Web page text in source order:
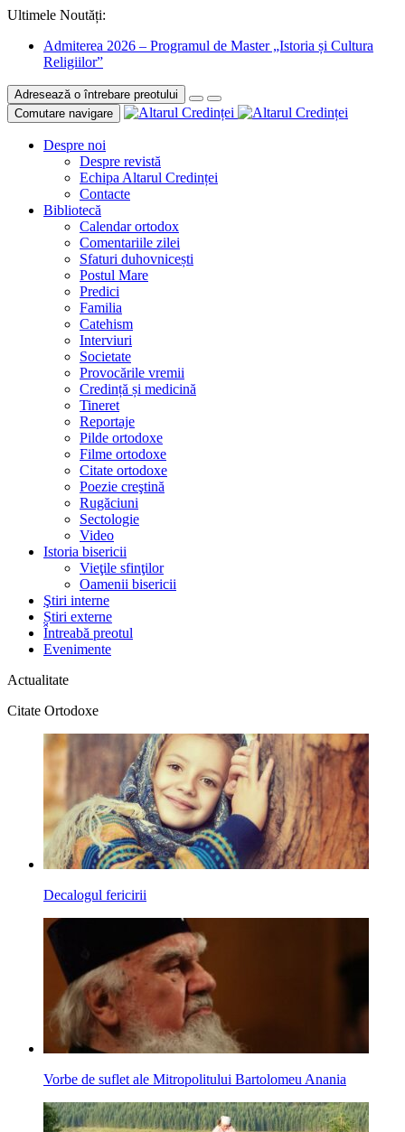
Ultimele Noutăți:
Admiterea 2026 – Programul de Master „Istoria și Cultura
Religiilor”
Adresează o întrebare preotului
Comutare navigare
Despre noi
Despre revistă
Echipa Altarul Credinței
Contacte
Bibliotecă
Calendar ortodox
Comentariile zilei
Sfaturi duhovnicești
Postul Mare
Predici
Familia
Catehism
Interviuri
Societate
Provocările vremii
Credință și medicină
Tineret
Reportaje
Pilde ortodoxe
Filme ortodoxe
Citate ortodoxe
Poezie creştină
Rugăciuni
Sectologie
Video
Istoria bisericii
Vieţile sfinţilor
Oamenii bisericii
Ştiri interne
Știri externe
Întreabă preotul
Evenimente
Actualitate
Citate Ortodoxe
Decalogul fericirii
Vorbe de suflet ale Mitropolitului Bartolomeu Anania